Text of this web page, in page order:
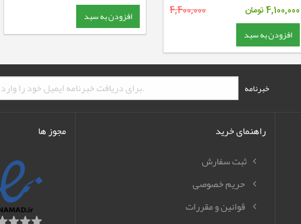
4,100,000تومان 4,400,000
افزودن به سبد
افزودن به سبد
خبرنامه
راهنمای خرید
ثبت سفارش
حریم خصوصی
قوانین و مقررات
مجوز ها